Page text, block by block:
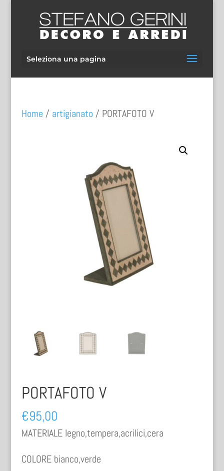
Seleziona una pagina
Home / artigianato / PORTAFOTO V
PORTAFOTO V
€95,00
MATERIALE legno,tempera,acrilici,cera
COLORE bianco,verde